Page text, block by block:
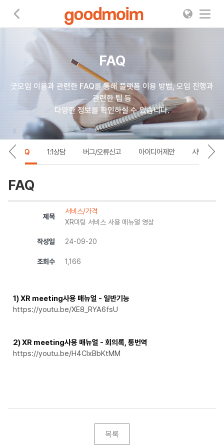
FAQ
굿모임 이용과 관련한 FAQ를 통해 플랫폼 이용 방법, 모임 진행과
관련한 팁 등
다양한 정보를 확인하실 수 있습니다.
FAQ 1:1상담 버그/오류신고 아이디어제안 사업제휴제
FAQ
제목
서비스/가격
XR미팅 서비스 사용 메뉴얼 영상
작성일 24-09-20
조회수 1,166
1) XR meeting사용 매뉴얼 - 일반기능
https://youtu.be/XE8_RYA6fsU
2) XR meeting사용 매뉴얼 - 회의록, 통번역
https://youtu.be/H4CIxBbKtMM
목록